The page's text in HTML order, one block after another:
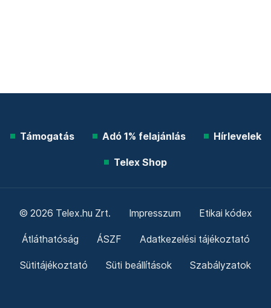
Támogatás Adó 1% felajánlás Hírlevelek
Telex Shop
© 2026 Telex.hu Zrt. Impresszum Etikai kódex
Átláthatóság ÁSZF Adatkezelési tájékoztató
Sütitájékoztató Süti beállítások Szabályzatok